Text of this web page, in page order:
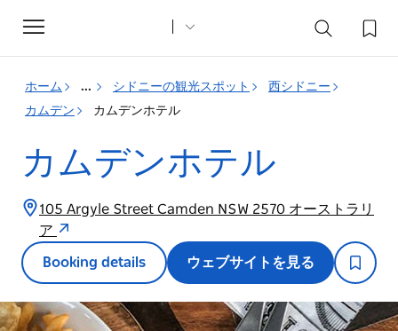
Toggle
navigation
ホーム ... シドニーの観光スポット
西シドニー
カムデン
カムデンホテル
カムデンホテル
105 Argyle Street Camden NSW 2570 オーストラリ
ア
Booking details ウェブサイトを見る